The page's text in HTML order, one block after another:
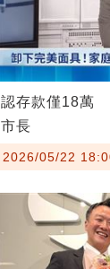
認存款僅18萬
市長
2026/05/22